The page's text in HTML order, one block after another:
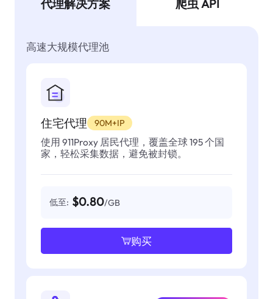
代理解决方案 爬虫 API
高速大规模代理池
住宅代理 90M+IP
使用 911Proxy 居民代理，覆盖全球 195 个国
家，轻松采集数据，避免被封锁。
低至: $0.80/GB
购买